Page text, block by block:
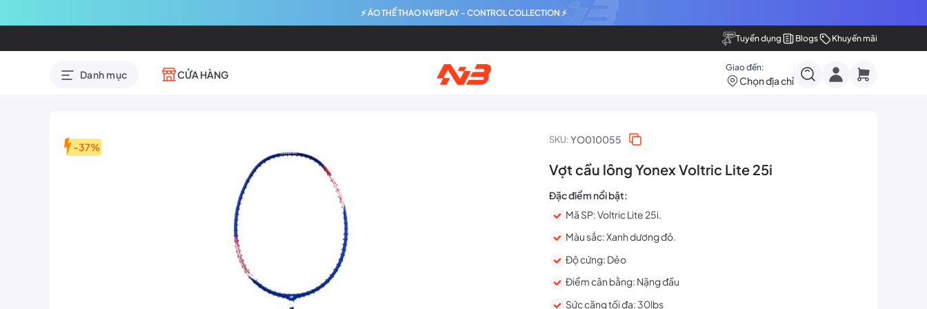
Tuyển dụng Blogs Khuyến mãi
Danh mục CỬA HÀNG
Giao đến:
Chọn địa chỉ
⚡ ÁO THỂ THAO NVBPLAY - CONTROL COLLECTION ⚡
-37%
SKU:YO010055
Vợt cầu lông Yonex Voltric Lite 25i
Đặc điểm nổi bật:
Mã SP: Voltric Lite 25i.
Màu sắc: Xanh dương đỏ.
Độ cứng: Dẻo
Điểm cân bằng: Nặng đầu
Sức căng tối đa: 30lbs